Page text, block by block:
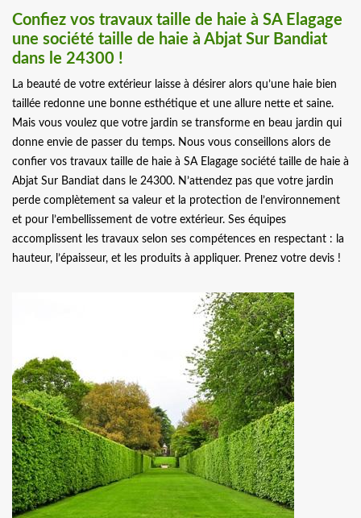
Confiez vos travaux taille de haie à SA Elagage
une société taille de haie à Abjat Sur Bandiat
dans le 24300 !
La beauté de votre extérieur laisse à désirer alors qu’une haie bien
taillée redonne une bonne esthétique et une allure nette et saine.
Mais vous voulez que votre jardin se transforme en beau jardin qui
donne envie de passer du temps. Nous vous conseillons alors de
confier vos travaux taille de haie à SA Elagage société taille de haie à
Abjat Sur Bandiat dans le 24300. N’attendez pas que votre jardin
perde complètement sa valeur et la protection de l’environnement
et pour l’embellissement de votre extérieur. Ses équipes
accomplissent les travaux selon ses compétences en respectant : la
hauteur, l’épaisseur, et les produits à appliquer. Prenez votre devis !